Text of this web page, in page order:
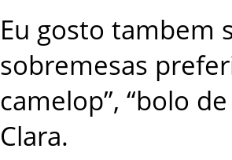
Eu gosto tambem
sobremesas
camelop”, “bolo de
Clara.